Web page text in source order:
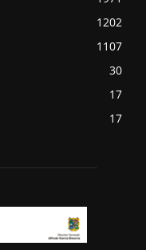
1202
1107
30
17
17